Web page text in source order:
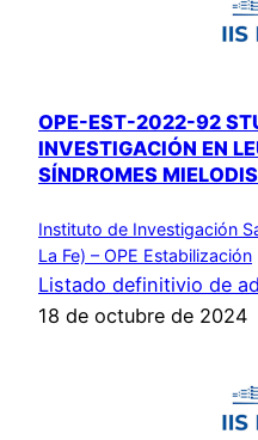
OPE-EST-2022-92
INVESTIGACIÓN EN
SÍNDROMES
Instituto de Investigación
La Fe) – OPE Estabilización
Listado definitivio de
18 de octubre de 2024